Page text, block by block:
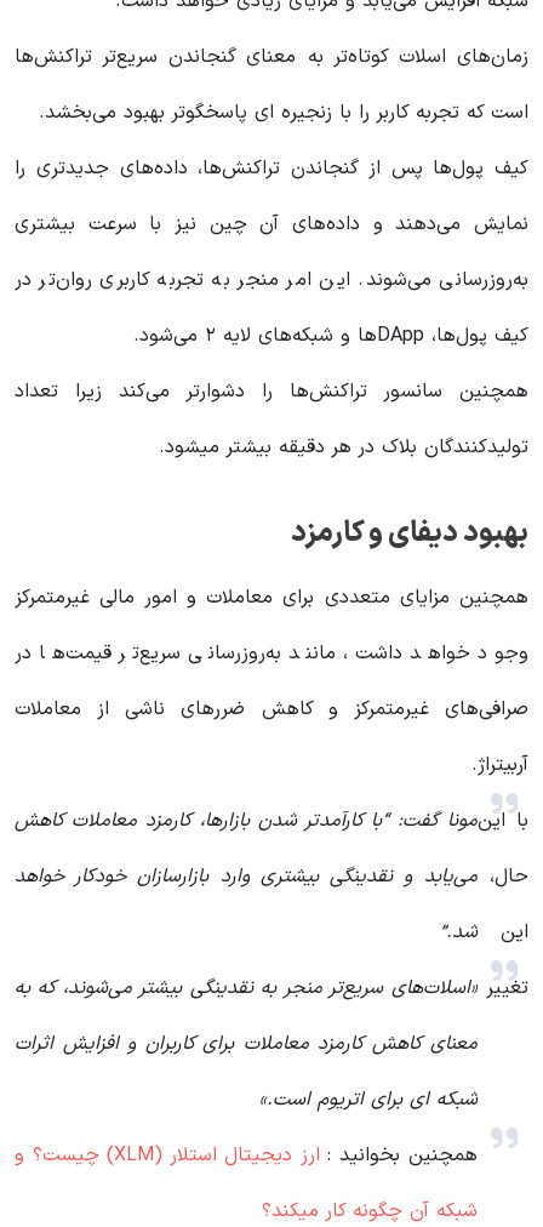
زمان‌های اسلات کوتاه‌تر به معنای گنجاندن سریع‌تر تراکنش‌ها
است که تجربه کاربر را با زنجیره ای پاسخگوتر بهبود می‌بخشد.
کیف پول‌ها پس از گنجاندن تراکنش‌ها، داده‌های جدیدتری را
نمایش می‌دهند و داده‌های آن چین نیز با سرعت بیشتری
به‌روزرسانی می‌شوند. این امر منجر به تجربه کاربری روان‌تر در
کیف پول‌ها، DAppها و شبکه‌های لایه ۲ می‌شود.
همچنین سانسور تراکنش‌ها را دشوارتر می‌کند زیرا تعداد
تولیدکنندگان بلاک در هر دقیقه بیشتر میشود.
بهبود دیفای و کارمزد
همچنین مزایای متعددی برای معاملات و امور مالی غیرمتمرکز
وجود خواهد داشت، مانند به‌روزرسانی سریع‌تر قیمت‌ها در
صرافی‌های غیرمتمرکز و کاهش ضررهای ناشی از معاملات
آربیتراژ.
مونا گفت: “با کارآمدتر شدن بازارها، کارمزد معاملات کاهش
می‌یابد و نقدینگی بیشتری وارد بازارسازان خودکار خواهد
شد.”
«اسلات‌های سریع‌تر منجر به نقدینگی بیشتر می‌شوند، که به
معنای کاهش کارمزد معاملات برای کاربران و افزایش اثرات
شبکه ای برای اتریوم است.»
همچنین بخوانید :
ارز دیجیتال استلار (XLM) چیست؟ و
شبکه آن چگونه کار میکند؟
با این
حال،
این
تغییر